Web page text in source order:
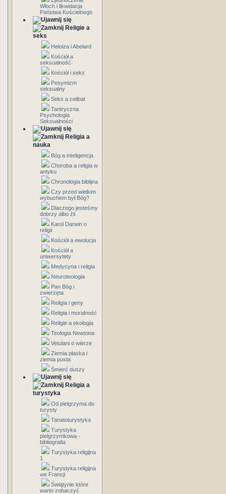
Włoch i likwidacja
Państwa Kościelnego
Religie a
seks
Heloiza i Abelard
Kościół a
seksualność
Kościół i seks
Pesymizm
seksualny
Seks a celibat
Tantryczna
Psychologia
Seksualności
Religia a
nauka
Bóg a inteligencja
Choroba a religia w
antyku
Chronologia biblijna
Czy przed wielkim
wybuchem był Bóg?
Dlaczego jesteśmy
dobrzy albo źli
Karol Darwin o
religii
Kościół a ewolucja
Kościół a
uniwersytety
Medycyna i religia
Neuroteologia
Pan Bóg i
zwierzęta
Religia i geny
Religia i moralność
Religie a ekologia
Teologia Newtona
Vetulani o wierze
Ziemia płaska i
ziemia pusta
Śmierć duszy
Religia a
turystyka
Od pielgrzyma do
turysty
Tanatoturystyka
Turystyka
pielgrzymkowa -
bibliografia
Turystyka religijna
1
Turystyka religijna
we Francji
Świątynie które
warto zobaczyć